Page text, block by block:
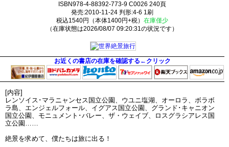
ISBN978-4-88392-773-9 C0026 240頁
発売:2010-11-24 判形:4-6 1刷
税込1540円（本体1400円+税）在庫僅少
（在庫状態は2026/08/07 09:20:31の状況です）
お近くの書店の在庫を確認する←クリック
[内容]
レンソイス･マラニャンセス国立公園、ウユニ塩湖、オーロラ、ボラボ
ラ島、エンジェルフォール、イグアス国立公園、グランド･キャニオン
国立公園、モニュメント･バレー、ザ・ウェイブ、ロスグラシアレス国
立公園……
絶景を求めて、僕たちは旅に出る！